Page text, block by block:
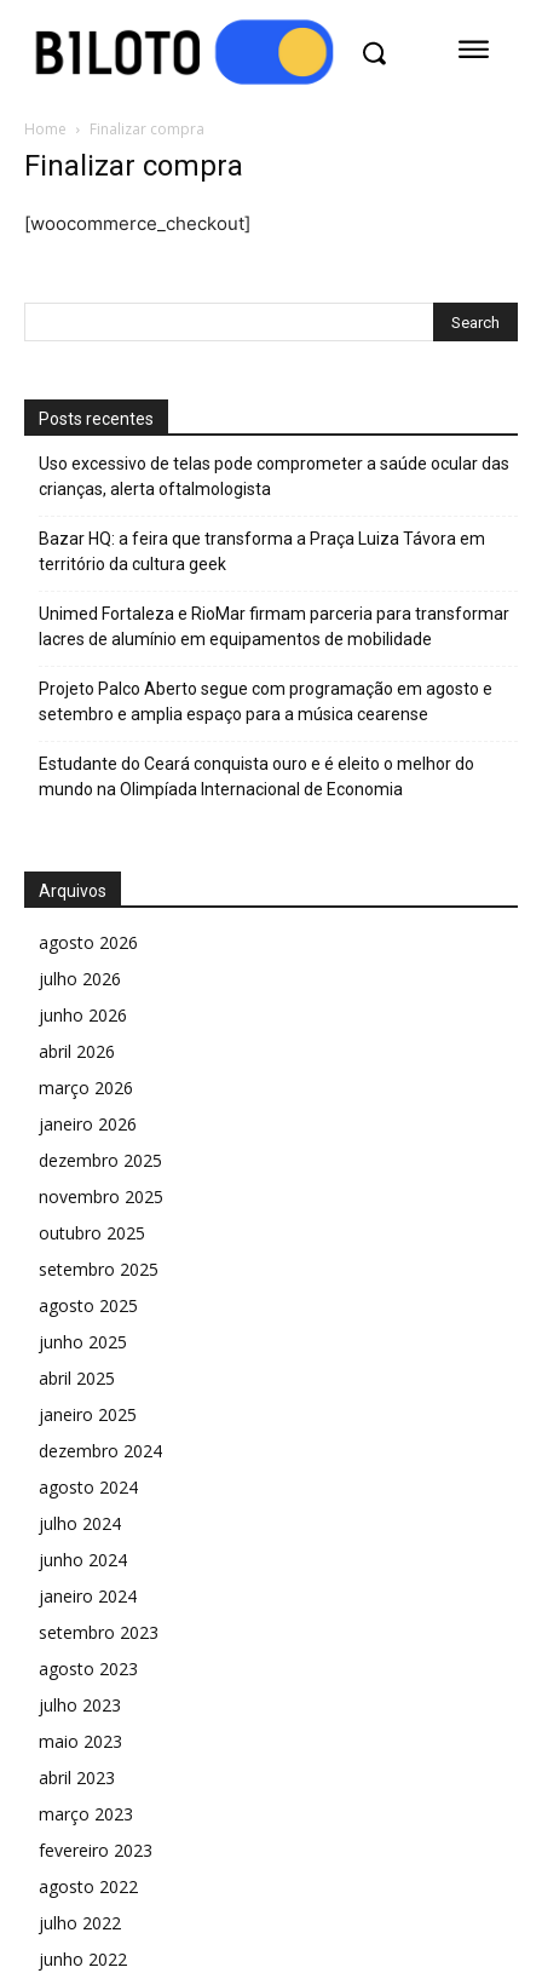
Home Finalizar compra
Finalizar compra
[woocommerce_checkout]
Posts recentes
Uso excessivo de telas pode comprometer a saúde ocular das
crianças, alerta oftalmologista
Bazar HQ: a feira que transforma a Praça Luiza Távora em
território da cultura geek
Unimed Fortaleza e RioMar firmam parceria para transformar
lacres de alumínio em equipamentos de mobilidade
Projeto Palco Aberto segue com programação em agosto e
setembro e amplia espaço para a música cearense
Estudante do Ceará conquista ouro e é eleito o melhor do
mundo na Olimpíada Internacional de Economia
Arquivos
agosto 2026
julho 2026
junho 2026
abril 2026
março 2026
janeiro 2026
dezembro 2025
novembro 2025
outubro 2025
setembro 2025
agosto 2025
junho 2025
abril 2025
janeiro 2025
dezembro 2024
agosto 2024
julho 2024
junho 2024
janeiro 2024
setembro 2023
agosto 2023
julho 2023
maio 2023
abril 2023
março 2023
fevereiro 2023
agosto 2022
julho 2022
junho 2022